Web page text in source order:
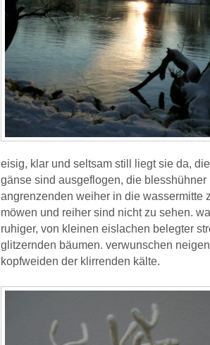
eisig, klar und seltsam still liegt sie da,
gänse sind ausgeflogen, die blesshühner
angrenzenden weiher in die wassermitte
möwen und reiher sind nicht zu sehen.
ruhiger, von kleinen eislachen belegter
glitzernden bäumen. verwunschen
kopfweiden der klirrenden kälte.